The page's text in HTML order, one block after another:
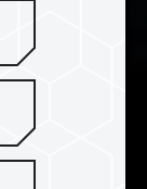
用程序效能